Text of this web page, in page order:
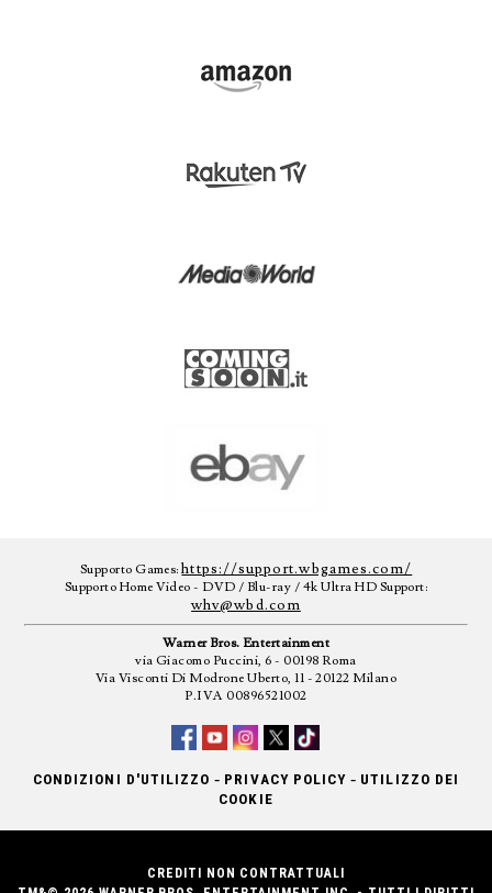
Supporto Games:https://support.wbgames.com/
Supporto Home Video - DVD / Blu-ray / 4k Ultra HD Support:
whv@wbd.com
Warner Bros. Entertainment
via Giacomo Puccini, 6 - 00198 Roma
Via Visconti Di Modrone Uberto, 11 - 20122 Milano
P.IVA 00896521002
CONDIZIONI D'UTILIZZO - PRIVACY POLICY - UTILIZZO DEI
COOKIE
CREDITI NON CONTRATTUALI